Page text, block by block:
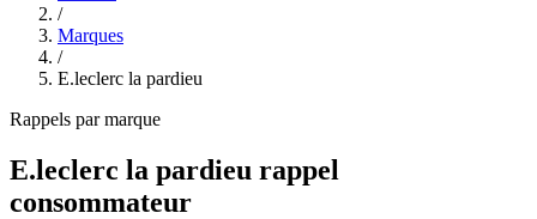
/
Marques
/
E.leclerc la pardieu
Rappels par marque
E.leclerc la pardieu rappel
consommateur